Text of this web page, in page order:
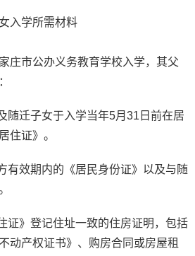
入学所需材料
庄市公办义务教育学校入学，其父
迁子女于入学当年5月31日前在居
住证》。
有效期内的《居民身份证》以及与随
证》登记住址一致的住房证明，包括
动产权证书》、购房合同或房屋租